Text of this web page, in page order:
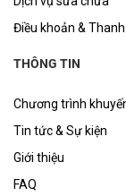
Điều khoản &
THÔNG TIN
Chương trình
Tin tức & Sự kiện
Giới thiệu
FAQ